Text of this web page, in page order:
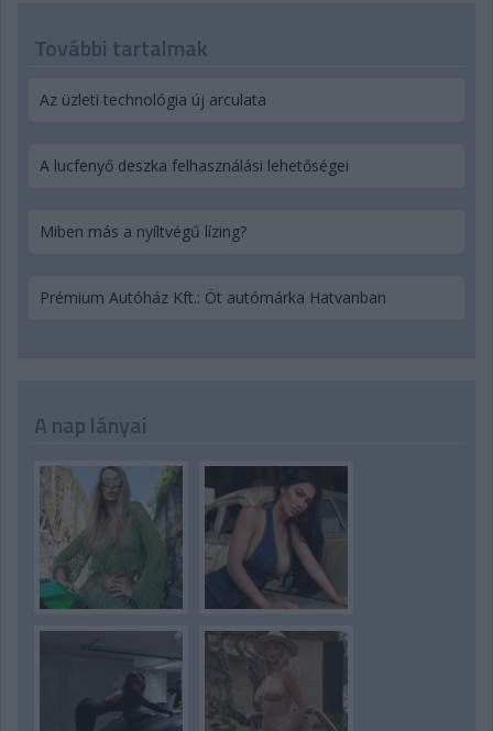
További tartalmak
Az üzleti technológia új arculata
A lucfenyő deszka felhasználási lehetőségei
Miben más a nyíltvégű lízing?
Prémium Autóház Kft.: Öt autómárka Hatvanban
A nap lányai